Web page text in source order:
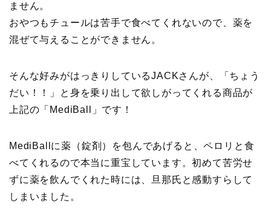
ません。
おやつもチュールは苦手で食べてくれないので、薬を
混ぜて与えることができません。
そんな好みがはっきりしているJACKさんが、「ちょう
だい！！」と身を乗り出して欲しがってくれる商品が
上記の「MediBall」です！
MediBallに薬（錠剤）を包んであげると、ペロリと食
べてくれるので本当に重宝しています。初めて苦労せ
ずに薬を飲んでくれた時には、旦那氏と感動すらして
しまいました。